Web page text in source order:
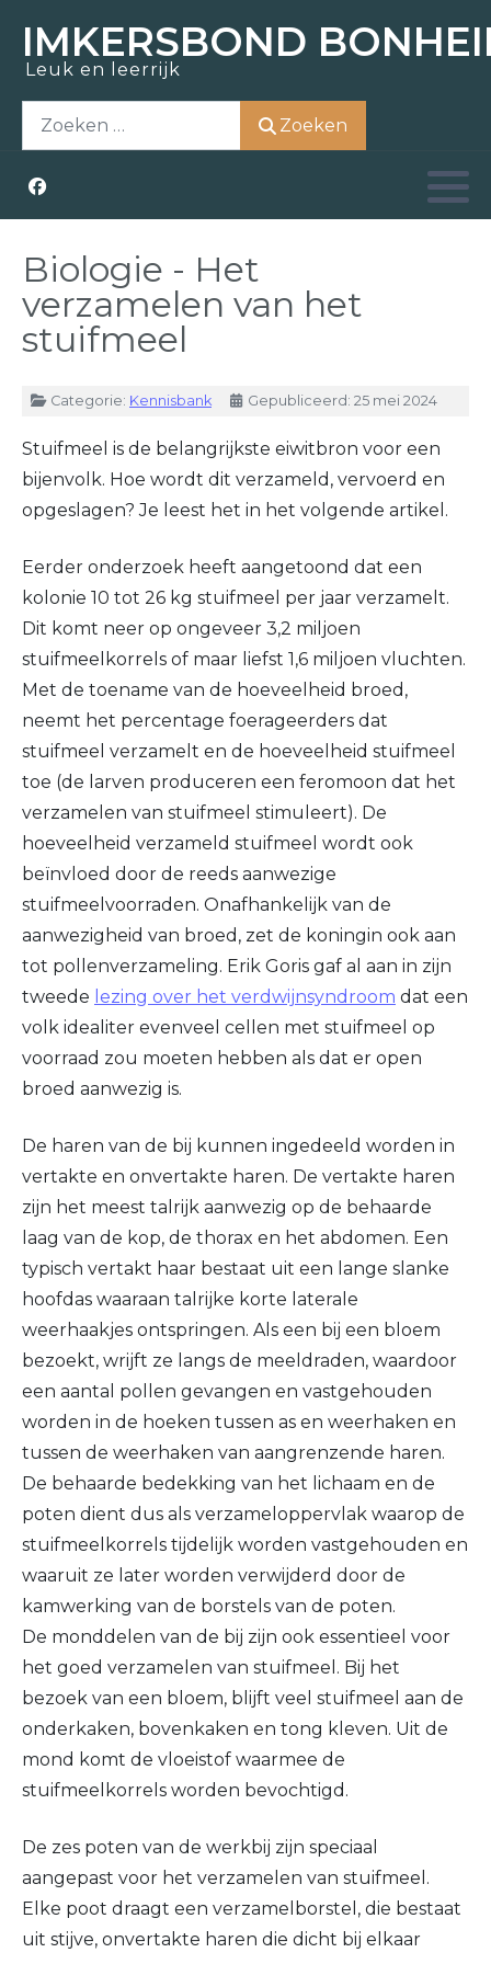
IMKERSBOND
Leuk en leerrijk
Zoeken
Biologie - Het
verzamelen van het
stuifmeel
DetailsCategorie: Kennisbank Gepubliceerd: 25 mei 2024
Stuifmeel is de belangrijkste eiwitbron voor een
bijenvolk. Hoe wordt dit verzameld, vervoerd en
opgeslagen? Je leest het in het volgende artikel.
Eerder onderzoek heeft aangetoond dat een
kolonie 10 tot 26 kg stuifmeel per jaar verzamelt.
Dit komt neer op ongeveer 3,2 miljoen
stuifmeelkorrels of maar liefst 1,6 miljoen vluchten.
Met de toename van de hoeveelheid broed,
neemt het percentage foerageerders dat
stuifmeel verzamelt en de hoeveelheid stuifmeel
toe (de larven produceren een feromoon dat het
verzamelen van stuifmeel stimuleert). De
hoeveelheid verzameld stuifmeel wordt ook
beïnvloed door de reeds aanwezige
stuifmeelvoorraden. Onafhankelijk van de
aanwezigheid van broed, zet de koningin ook aan
tot pollenverzameling. Erik Goris gaf al aan in zijn
tweede lezing over het verdwijnsyndroom dat een
volk idealiter evenveel cellen met stuifmeel op
voorraad zou moeten hebben als dat er open
broed aanwezig is.
De haren van de bij kunnen ingedeeld worden in
vertakte en onvertakte haren. De vertakte haren
zijn het meest talrijk aanwezig op de behaarde
laag van de kop, de thorax en het abdomen. Een
typisch vertakt haar bestaat uit een lange slanke
hoofdas waaraan talrijke korte laterale
weerhaakjes ontspringen. Als een bij een bloem
bezoekt, wrijft ze langs de meeldraden, waardoor
een aantal pollen gevangen en vastgehouden
worden in de hoeken tussen as en weerhaken en
tussen de weerhaken van aangrenzende haren.
De behaarde bedekking van het lichaam en de
poten dient dus als verzameloppervlak waarop de
stuifmeelkorrels tijdelijk worden vastgehouden en
waaruit ze later worden verwijderd door de
kamwerking van de borstels van de poten.
De monddelen van de bij zijn ook essentieel voor
het goed verzamelen van stuifmeel. Bij het
bezoek van een bloem, blijft veel stuifmeel aan de
onderkaken, bovenkaken en tong kleven. Uit de
mond komt de vloeistof waarmee de
stuifmeelkorrels worden bevochtigd.
De zes poten van de werkbij zijn speciaal
aangepast voor het verzamelen van stuifmeel.
Elke poot draagt een verzamelborstel, die bestaat
uit stijve, onvertakte haren die dicht bij elkaar
Honing kopen
Zwermen scheppen
Materiaal ontlenen
Raad van bestuur
Kerntaken
Vrijwilligers
Weetjes
Links